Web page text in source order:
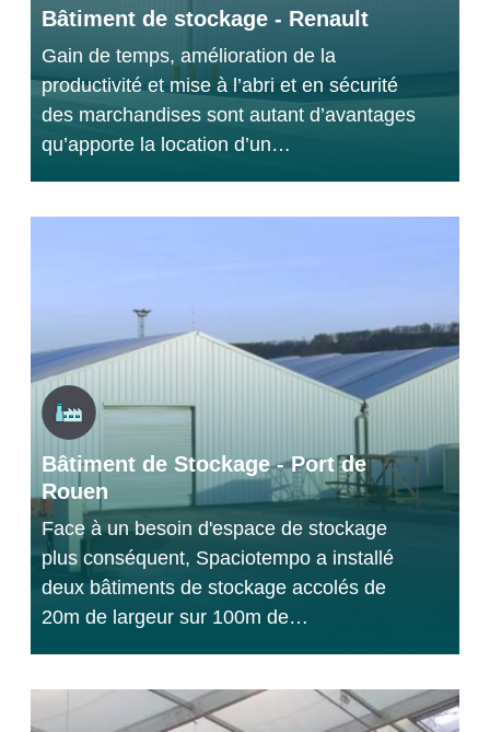
Bâtiment de stockage - Renault
Gain de temps, amélioration de la
productivité et mise à l’abri et en sécurité
des marchandises sont autant d’avantages
qu’apporte la location d’un…
Bâtiment de Stockage - Port de
Rouen
Face à un besoin d'espace de stockage
plus conséquent, Spaciotempo a installé
deux bâtiments de stockage accolés de
20m de largeur sur 100m de…